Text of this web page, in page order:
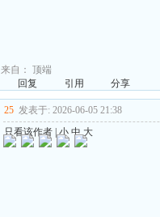
来自： 顶端
回复
引用 分享
25 发表于: 2026-06-05 21:38
只看该作者|小 中 大